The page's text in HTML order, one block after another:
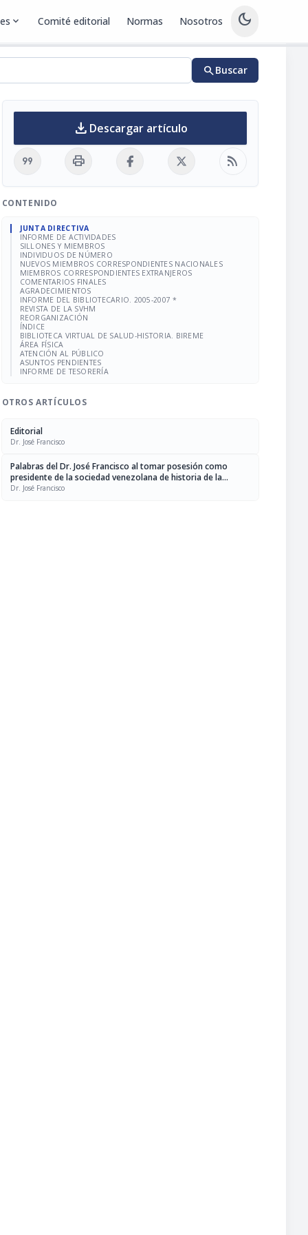
expand_more Comité editorial Normas Nosotros dark_mode
searchBuscar
download Descargar artículo
format_quote print rss_feed
CONTENIDO
JUNTA DIRECTIVA
INFORME DE ACTIVIDADES
SILLONES Y MIEMBROS
INDIVIDUOS DE NÚMERO
NUEVOS MIEMBROS CORRESPONDIENTES NACIONALES
MIEMBROS CORRESPONDIENTES EXTRANJEROS
COMENTARIOS FINALES
AGRADECIMIENTOS
INFORME DEL BIBLIOTECARIO. 2005-2007 *
REVISTA DE LA SVHM
REORGANIZACIÓN
ÍNDICE
BIBLIOTECA VIRTUAL DE SALUD-HISTORIA. BIREME
ÁREA FÍSICA
ATENCIÓN AL PÚBLICO
ASUNTOS PENDIENTES
INFORME DE TESORERÍA
OTROS ARTÍCULOS
Editorial
Dr. José Francisco
Palabras del Dr. José Francisco al tomar posesión como
presidente de la sociedad venezolana de historia de la
medicina bienio 2007-2009
Dr. José Francisco